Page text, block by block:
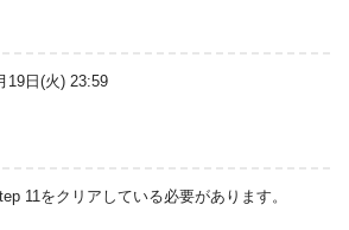
19日(火) 23:59
11をクリアしている必要があります。